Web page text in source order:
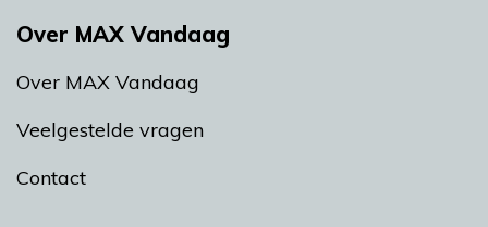
Over MAX Vandaag
Over MAX Vandaag
Veelgestelde vragen
Contact